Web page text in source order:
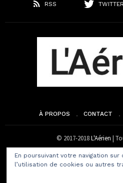
RSS
À PROPOS CONTACT
© 2017-2018L'Aérien |
En poursuivant votre navigation
l’utilisation de cookies ou autres